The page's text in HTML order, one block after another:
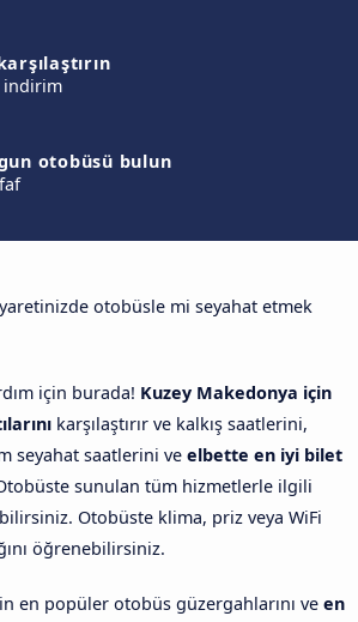
indirim
otobüsü bulun
otobüsle mi seyahat etmek
için burada! Kuzey Makedonya için
karşılaştırır ve kalkış saatlerini,
seyahat saatlerini ve elbette en iyi bilet
sunulan tüm hizmetlerle ilgili
Otobüste klima, priz veya WiFi
öğrenebilirsiniz.
en popüler otobüs güzergahlarını ve en